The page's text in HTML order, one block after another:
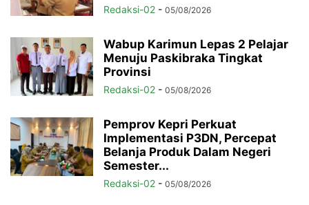
Redaksi-02 - 05/08/2026
Wabup Karimun Lepas 2 Pelajar
Menuju Paskibraka Tingkat
Provinsi
Redaksi-02 - 05/08/2026
Pemprov Kepri Perkuat
Implementasi P3DN, Percepat
Belanja Produk Dalam Negeri
Semester...
Redaksi-02 - 05/08/2026